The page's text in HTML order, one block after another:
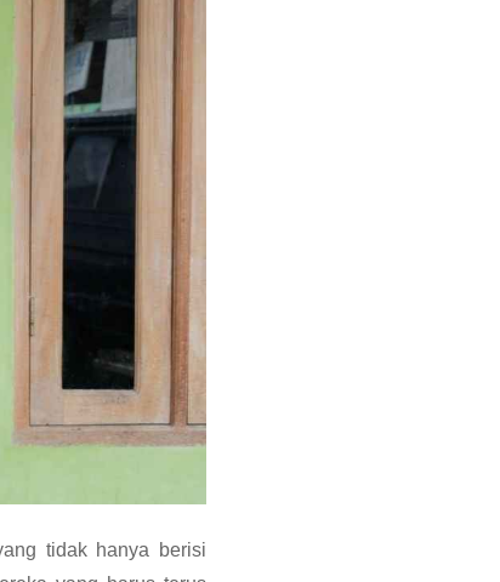
tidak hanya berisi